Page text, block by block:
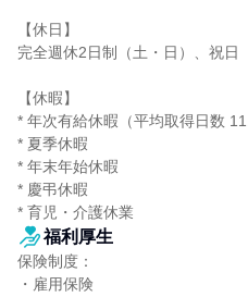
【休日】
完全週休2日制（土・日）、祝日
【休暇】
* 年次有給休暇（平均取得日数
* 夏季休暇
* 年末年始休暇
* 慶弔休暇
* 育児・介護休業
福利厚生
保険制度：
・雇用保険